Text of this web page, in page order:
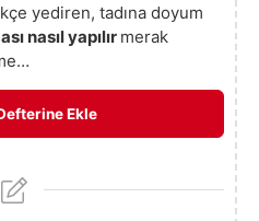
yediren, tadına doyum
nasıl yapılır merak
Ekle